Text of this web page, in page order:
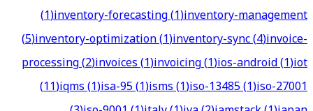
(1)inventory-forecasting(1)inventory-management
(5)inventory-optimization(1)inventory-sync(4)invoice-
processing(2)invoices(1)invoicing(1)ios-android(1)iot
(11)iqms(1)isa-95(1)isms(1)iso-13485(1)iso-27001